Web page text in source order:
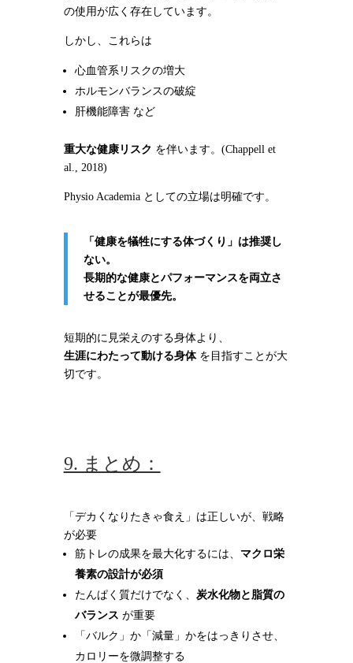
の使用が広く存在しています。
しかし、これらは
心血管系リスクの増大
ホルモンバランスの破綻
肝機能障害 など
重大な健康リスク を伴います。(Chappell et
al., 2018)
Physio Academia としての立場は明確です。
「健康を犠牲にする体づくり」は推奨し
ない。
長期的な健康とパフォーマンスを両立さ
せることが最優先。
短期的に見栄えのする身体より、
生涯にわたって動ける身体を目指すことが大
切です。
9. まとめ：
「デカくなりたきゃ食え」は正しいが、戦略
が必要
筋トレの成果を最大化するには、 マクロ栄
養素の設計が必須
たんぱく質だけでなく、 炭水化物と脂質の
バランス が重要
「バルク」か「減量」かをはっきりさせ、
カロリーを微調整する